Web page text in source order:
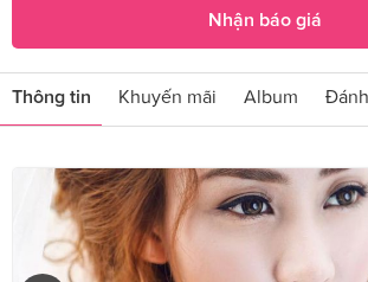
Nhận báo giá
Thông tin Khuyến mãi Album